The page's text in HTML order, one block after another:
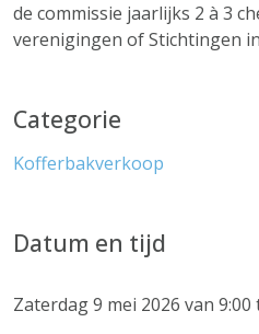
de commissie jaarlijks 2 à 3
verenigingen of Stichtingen
Categorie
Kofferbakverkoop
Datum en tijd
Zaterdag 9 mei 2026 van 9:00